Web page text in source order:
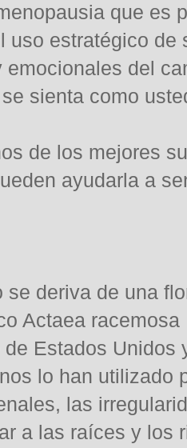
que es
uso estratégico de
del
sienta como
de los mejores
ayudarla a
se deriva de una
Actaea
Estados Unidos
lo han utilizado
las
a las raíces y los